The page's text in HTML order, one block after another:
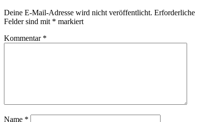
Deine E-Mail-Adresse wird nicht veröffentlicht. Erforderliche
Felder sind mit * markiert
Kommentar *
Name *